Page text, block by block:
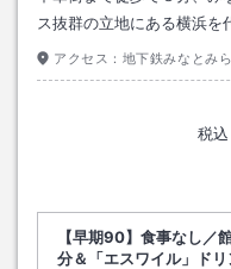
ス抜群の立地にある横浜を
アクセス： 地下鉄みなとみ
税込
【早期90】食事なし／
分＆「エスワイル」ドリ